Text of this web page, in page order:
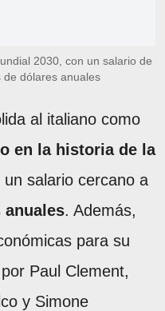
2030, con un salario de
de dólares anuales
al italiano como
en la historia de la
un salario cercano a
anuales. Además,
para su
Paul Clement,
y Simone